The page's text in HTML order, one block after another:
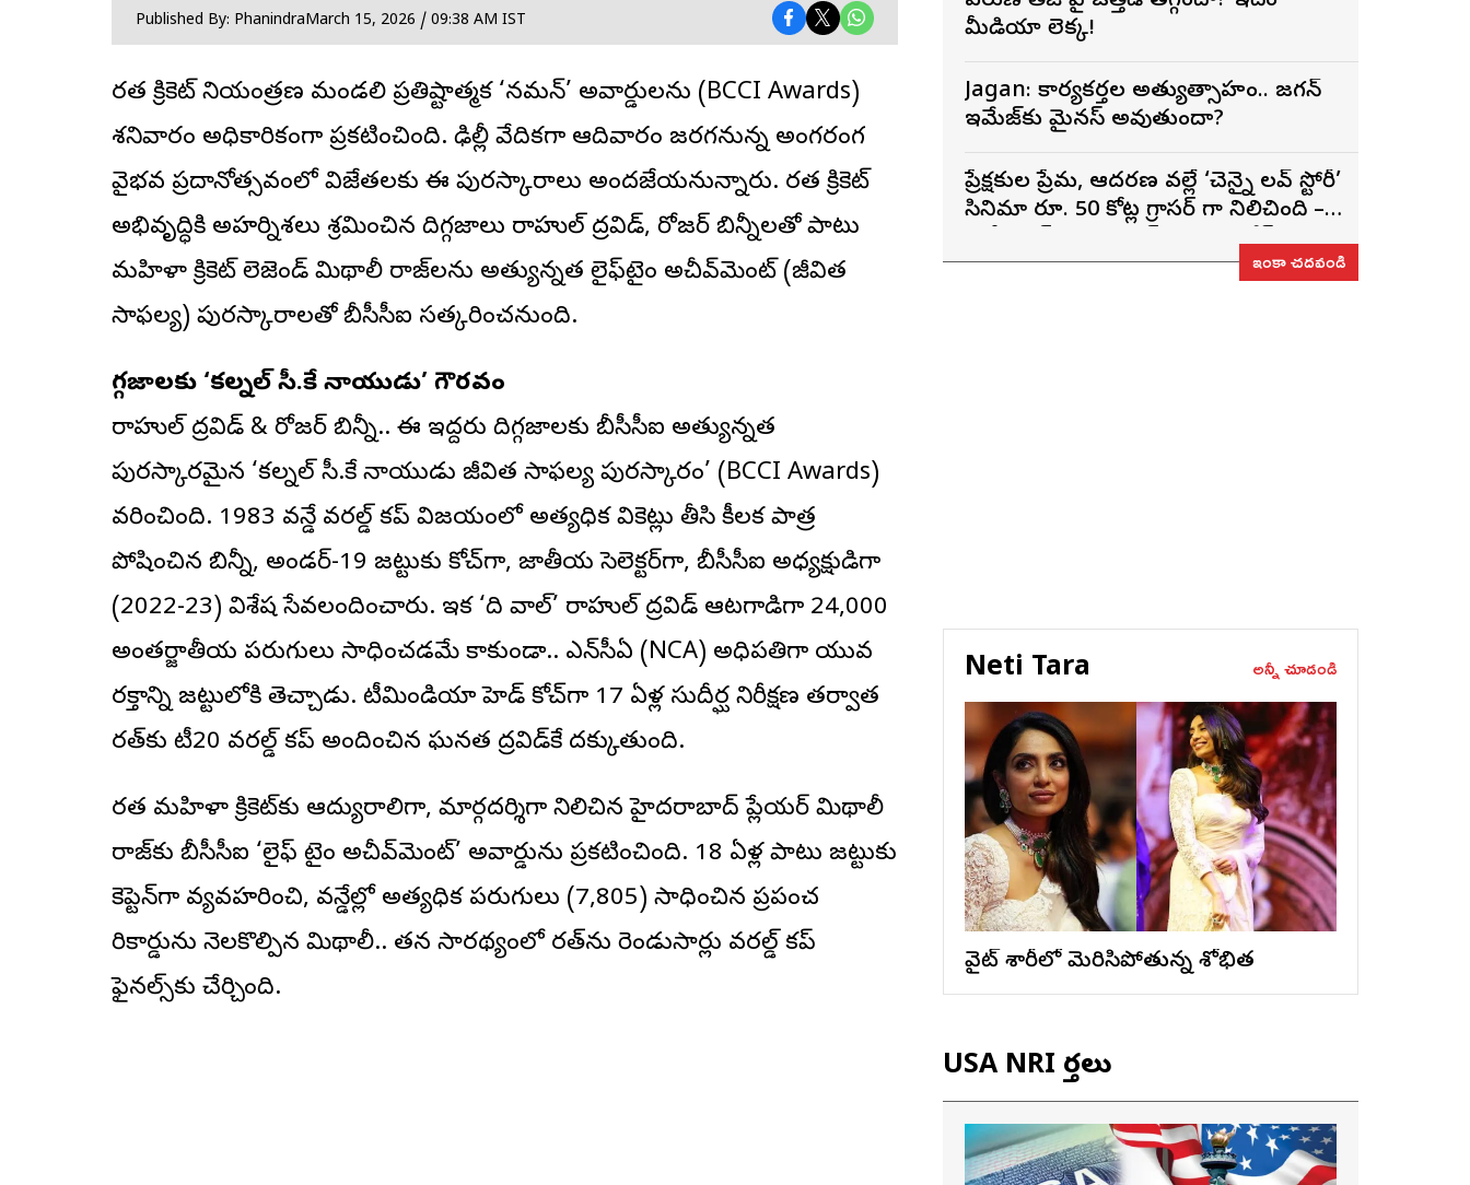
Published By: PhanindraMarch 15, 2026 / 09:38 AM IST
భారత క్రికెట్ నియంత్రణ మండలి ప్రతిష్టాత్మక ‘నమన్’ అవార్డులను (BCCI Awards)
శనివారం అధికారికంగా ప్రకటించింది. ఢిల్లీ వేదికగా ఆదివారం జరగనున్న అంగరంగ
వైభవ ప్రదానోత్సవంలో విజేతలకు ఈ పురస్కారాలు అందజేయనున్నారు. భారత క్రికెట్
అభివృద్ధికి అహర్నిశలు శ్రమించిన దిగ్గజాలు రాహుల్ ద్రవిడ్, రోజర్ బిన్నీలతో పాటు
మహిళా క్రికెట్ లెజెండ్ మిథాలీ రాజ్‌లను అత్యున్నత లైఫ్‌టైం అచీవ్‌మెంట్ (జీవిత
సాఫల్య) పురస్కారాలతో బీసీసీఐ సత్కరించనుంది.
దిగ్గజాలకు ‘కల్నల్ సీ.కే నాయుడు’ గౌరవం
రాహుల్ ద్రవిడ్ & రోజర్ బిన్నీ.. ఈ ఇద్దరు దిగ్గజాలకు బీసీసీఐ అత్యున్నత
పురస్కారమైన ‘కల్నల్ సీ.కే నాయుడు జీవిత సాఫల్య పురస్కారం’ (BCCI Awards)
వరించింది. 1983 వన్డే వరల్డ్ కప్ విజయంలో అత్యధిక వికెట్లు తీసి కీలక పాత్ర
పోషించిన బిన్నీ, అండర్-19 జట్టుకు కోచ్‌గా, జాతీయ సెలెక్టర్‌గా, బీసీసీఐ అధ్యక్షుడిగా
(2022-23) విశేష సేవలందించారు. ఇక ‘ది వాల్’ రాహుల్ ద్రవిడ్ ఆటగాడిగా 24,000
అంతర్జాతీయ పరుగులు సాధించడమే కాకుండా.. ఎన్‌సీఏ (NCA) అధిపతిగా యువ
రక్తాన్ని జట్టులోకి తెచ్చాడు. టీమిండియా హెడ్ కోచ్‌గా 17 ఏళ్ల సుదీర్ఘ నిరీక్షణ తర్వాత
భారత్‌కు టీ20 వరల్డ్ కప్ అందించిన ఘనత ద్రవిడ్‌కే దక్కుతుంది.
భారత మహిళా క్రికెట్‌‌కు ఆద్యురాలిగా, మార్గదర్శిగా నిలిచిన హైదరాబాద్ ప్లేయర్ మిథాలీ
రాజ్‌కు బీసీసీఐ ‘లైఫ్ టైం అచీవ్‌మెంట్’ అవార్డును ప్రకటించింది. 18 ఏళ్ల పాటు జట్టుకు
కెప్టెన్‌గా వ్యవహరించి, వన్డేల్లో అత్యధిక పరుగులు (7,805) సాధించిన ప్రపంచ
రికార్డును నెలకొల్పిన మిథాలీ.. తన సారథ్యంలో భారత్‌ను రెండుసార్లు వరల్డ్ కప్
ఫైనల్స్‌కు చేర్చింది.
మీడియా లెక్క!
Jagan: కార్యకర్తల అత్యుత్సాహం.. జగన్
ఇమేజ్‌కు మైనస్ అవుతుందా?
ప్రేక్షకుల ప్రేమ, ఆదరణ వల్లే ‘చెన్నై లవ్ స్టోరీ’
సినిమా రూ. 50 కోట్ల గ్రాసర్ గా నిలిచింది –
స్టోరీ రైటర్, ప్రొడ్యూసర్ సాయి రాజేష్
ఇంకా చదవండి
Neti Tara అన్నీ చూడండి
వైట్ శారీలో మెరిసిపోతున్న శోభిత
USA NRI వార్తలు